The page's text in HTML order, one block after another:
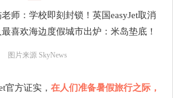
图片来源 SkyNews
官方证实， 在人们准备暑假旅行之际，